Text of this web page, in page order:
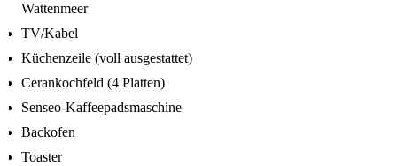
Wattenmeer
TV/Kabel
Küchenzeile (voll ausgestattet)
Cerankochfeld (4 Platten)
Senseo-Kaffeepadsmaschine
Backofen
Toaster